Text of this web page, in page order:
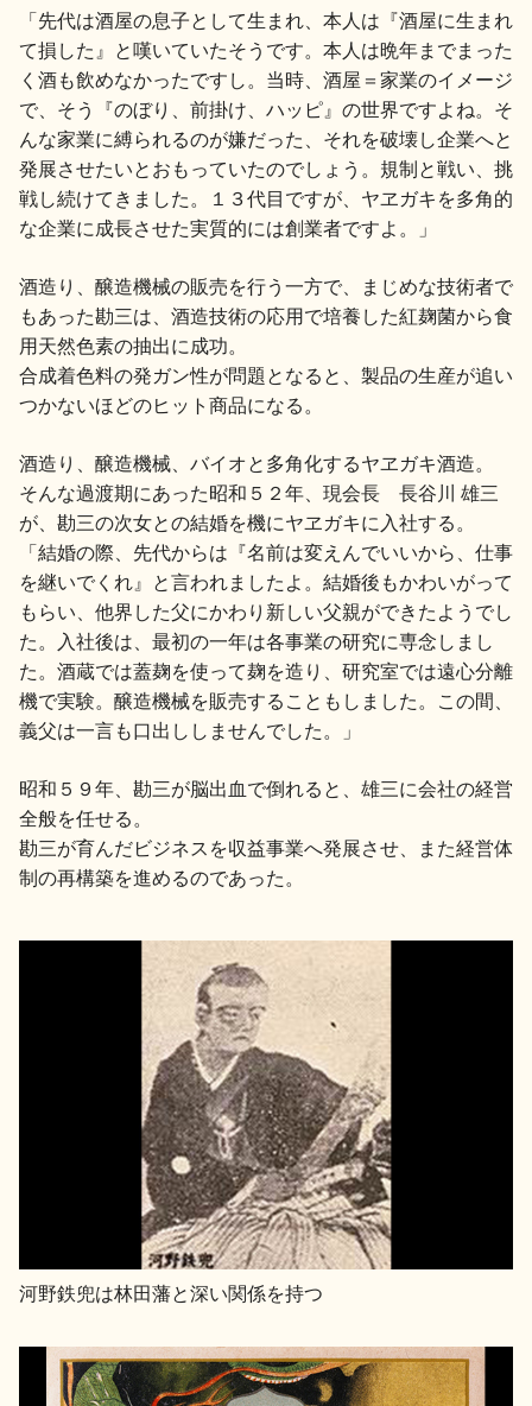
「先代は酒屋の息子として生まれ、本人は『酒屋に生まれ
て損した』と嘆いていたそうです。本人は晩年までまった
く酒も飲めなかったですし。当時、酒屋＝家業のイメージ
で、そう『のぼり、前掛け、ハッピ』の世界ですよね。そ
んな家業に縛られるのが嫌だった、それを破壊し企業へと
発展させたいとおもっていたのでしょう。規制と戦い、挑
戦し続けてきました。１３代目ですが、ヤヱガキを多角的
な企業に成長させた実質的には創業者ですよ。」
酒造り、醸造機械の販売を行う一方で、まじめな技術者で
もあった勘三は、酒造技術の応用で培養した紅麹菌から食
用天然色素の抽出に成功。
合成着色料の発ガン性が問題となると、製品の生産が追い
つかないほどのヒット商品になる。
酒造り、醸造機械、バイオと多角化するヤヱガキ酒造。
そんな過渡期にあった昭和５２年、現会長 長谷川 雄三
が、勘三の次女との結婚を機にヤヱガキに入社する。
「結婚の際、先代からは『名前は変えんでいいから、仕事
を継いでくれ』と言われましたよ。結婚後もかわいがって
もらい、他界した父にかわり新しい父親ができたようでし
た。入社後は、最初の一年は各事業の研究に専念しまし
た。酒蔵では蓋麹を使って麹を造り、研究室では遠心分離
機で実験。醸造機械を販売することもしました。この間、
義父は一言も口出ししませんでした。」
昭和５９年、勘三が脳出血で倒れると、雄三に会社の経営
全般を任せる。
勘三が育んだビジネスを収益事業へ発展させ、また経営体
制の再構築を進めるのであった。
河野鉄兜は林田藩と深い関係を持つ